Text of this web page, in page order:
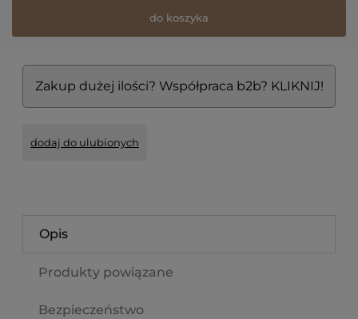
do koszyka
Zakup dużej ilości? Współpraca b2b? KLIKNIJ!
dodaj do ulubionych
Opis
Produkty powiązane
Bezpieczeństwo